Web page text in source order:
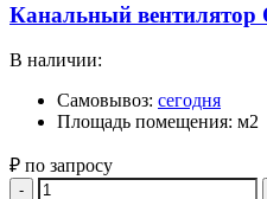
Канальный вентилятор
В наличии:
Самовывоз: сегодня
Площадь помещения: м2
₽ по запросу
Quantity